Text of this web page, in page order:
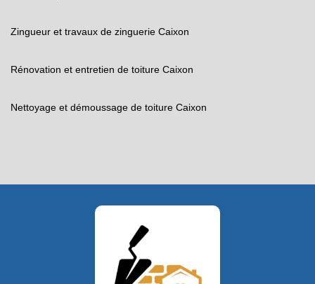
Zingueur et travaux de zinguerie Caixon
Rénovation et entretien de toiture Caixon
Nettoyage et démoussage de toiture Caixon